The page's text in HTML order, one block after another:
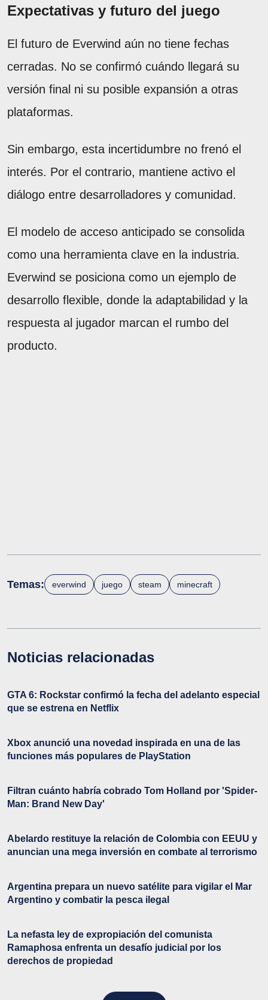
Expectativas y futuro del juego
El futuro de Everwind aún no tiene fechas
cerradas. No se confirmó cuándo llegará su
versión final ni su posible expansión a otras
plataformas.
Sin embargo, esta incertidumbre no frenó el
interés. Por el contrario, mantiene activo el
diálogo entre desarrolladores y comunidad.
El modelo de acceso anticipado se consolida
como una herramienta clave en la industria.
Everwind se posiciona como un ejemplo de
desarrollo flexible, donde la adaptabilidad y la
respuesta al jugador marcan el rumbo del
producto.
Temas: everwind juego steam minecraft
Noticias relacionadas
GTA 6: Rockstar confirmó la fecha del adelanto especial
que se estrena en Netflix
Xbox anunció una novedad inspirada en una de las
funciones más populares de PlayStation
Filtran cuánto habría cobrado Tom Holland por 'Spider-
Man: Brand New Day'
Abelardo restituye la relación de Colombia con EEUU y
anuncian una mega inversión en combate al terrorismo
Argentina prepara un nuevo satélite para vigilar el Mar
Argentino y combatir la pesca ilegal
La nefasta ley de expropiación del comunista
Ramaphosa enfrenta un desafío judicial por los
derechos de propiedad